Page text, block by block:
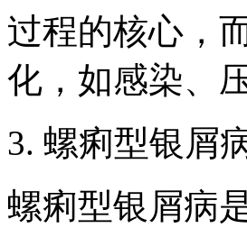
过程的核心，
化，如感染、
3. 螺痢型银屑
螺痢型银屑病